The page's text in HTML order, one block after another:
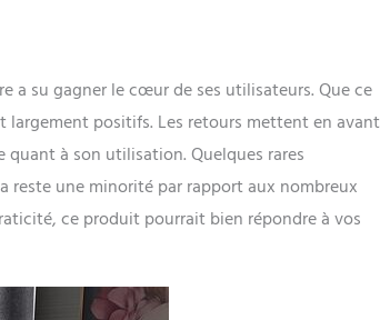
a su gagner le cœur de ses utilisateurs. Que ce
positifs. Les retours mettent en avant
à son utilisation. Quelques rares
reste une minorité par rapport aux nombreux
ce produit pourrait bien répondre à vos